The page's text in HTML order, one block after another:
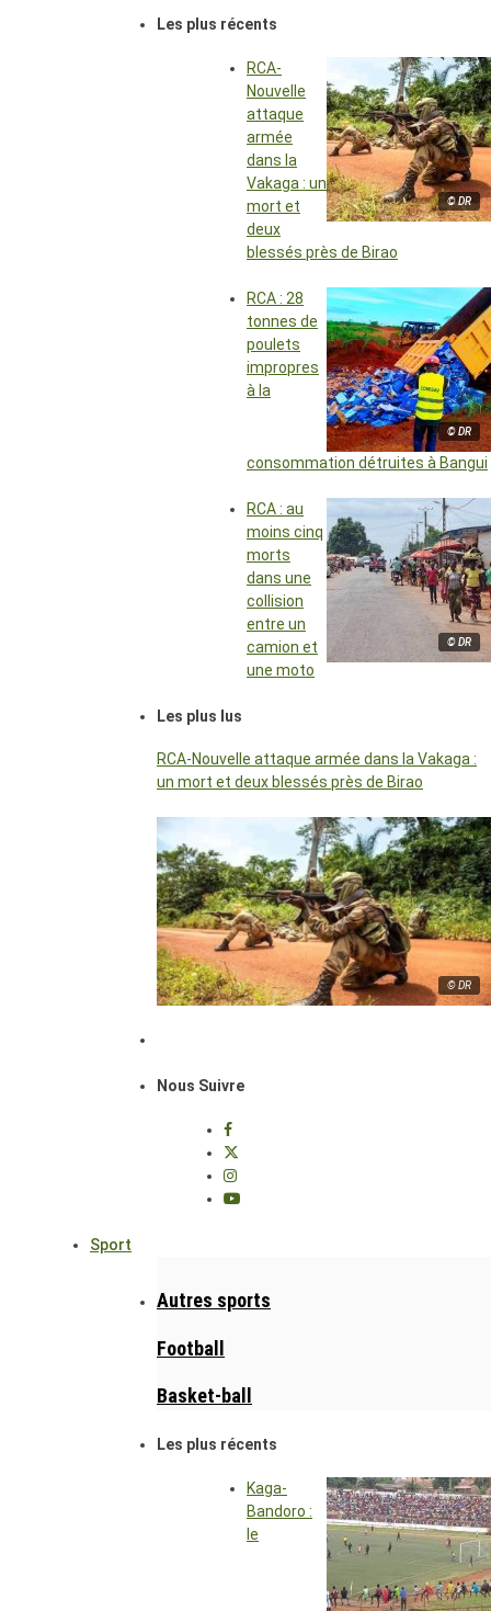
Les plus récents
© DR
RCA-
Nouvelle
attaque
armée
dans la
Vakaga : un
mort et
deux
blessés près de Birao
© DR
RCA : 28
tonnes de
poulets
impropres
à la
consommation détruites à Bangui
© DR
RCA : au
moins cinq
morts
dans une
collision
entre un
camion et
une moto
Les plus lus
RCA-Nouvelle attaque armée dans la Vakaga :
un mort et deux blessés près de Birao
© DR
Nous Suivre
Sport
Autres sports
Football
Basket-ball
Les plus récents
Kaga-
Bandoro :
le